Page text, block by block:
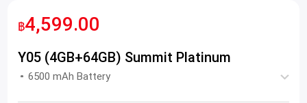
฿4,599.00
Y05 (4GB+64GB) Summit Platinum
6500 mAh Battery